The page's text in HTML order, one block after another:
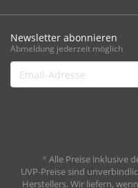
Newsletter abonnieren
Abmeldung jederzeit möglich
Email-
Adresse
*Alle Preise inklusive
UVP-Preise sind
Herstellers. Wir liefern,